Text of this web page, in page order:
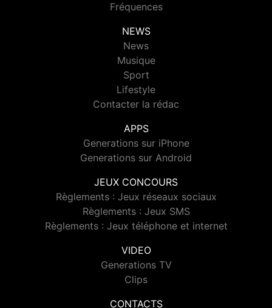
Fréquences
NEWS
News
Musique
Sport
Lifestyle
Contacter la rédac
APPS
Generations sur iPhone
Generations sur Android
JEUX CONCOURS
Règlements : Jeux réseaux sociaux
Règlements : Jeux SMS
Règlements : Jeux téléphone et internet
VIDEO
Generations TV
Clips
CONTACTS